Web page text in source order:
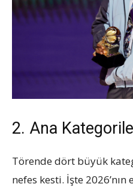
2. Ana
Törende dört büyük
nefes kesti. İşte 2026’nın